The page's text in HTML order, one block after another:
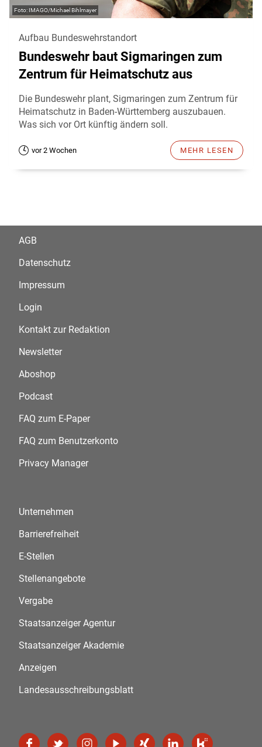
IMAGO/Michael Bihlmayer
Aufbau Bundeswehrstandort
Bundeswehr baut Sigmaringen zum
Zentrum für Heimatschutz aus
Die Bundeswehr plant, Sigmaringen zum Zentrum für
Heimatschutz in Baden-Württemberg auszubauen.
Was sich vor Ort künftig ändern soll.
vor 2 Wochen MEHR LESEN
AGB
Datenschutz
Impressum
Login
Kontakt zur Redaktion
Newsletter
Aboshop
Podcast
FAQ zum E-Paper
FAQ zum Benutzerkonto
Privacy Manager
Unternehmen
Barrierefreiheit
E-Stellen
Stellenangebote
Vergabe
Staatsanzeiger Agentur
Staatsanzeiger Akademie
Anzeigen
Landesausschreibungsblatt